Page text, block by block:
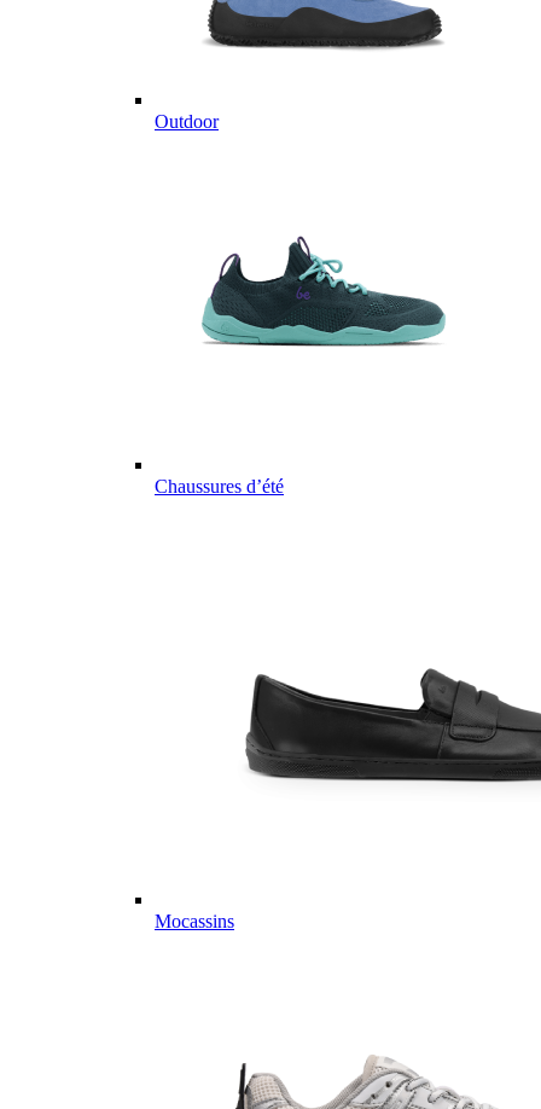
Outdoor
Chaussures d’été
Mocassins